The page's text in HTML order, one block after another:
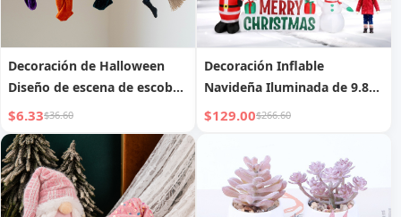
Decoración de Halloween
Diseño de escena de escoba
mágica
$6.33$36.60
Decoración Inflable
Navideña Iluminada de 9.8
FT
$129.00$266.60